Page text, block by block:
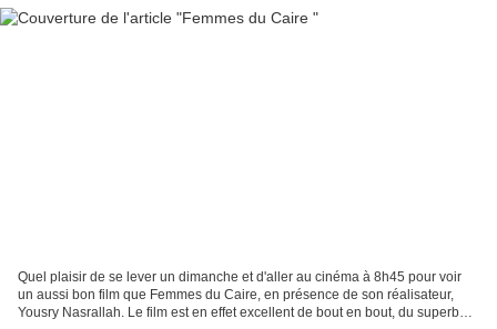
Quel plaisir de se lever un dimanche et d'aller au cinéma à 8h45 pour voir
un aussi bon film que Femmes du Caire, en présence de son réalisateur,
Yousry Nasrallah. Le film est en effet excellent de bout en bout, du superbe